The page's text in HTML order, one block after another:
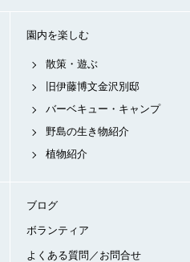
園内を楽しむ
散策・遊ぶ
旧伊藤博文金沢別邸
バーベキュー・キャンプ
野島の生き物紹介
植物紹介
ブログ
ボランティア
よくある質問／お問合せ